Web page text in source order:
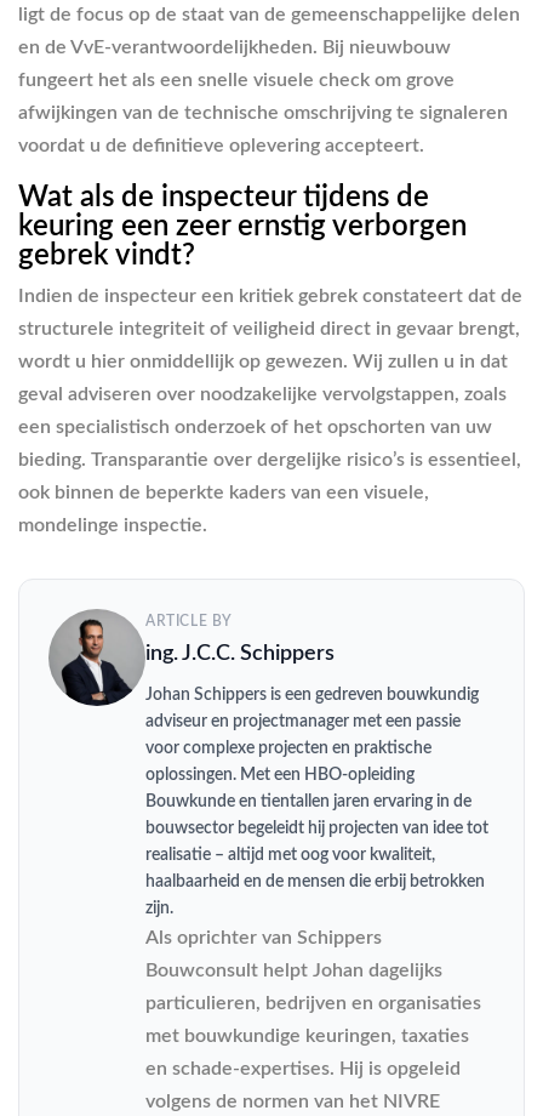
ligt de focus op de staat van de gemeenschappelijke delen
en de VvE-verantwoordelijkheden. Bij nieuwbouw
fungeert het als een snelle visuele check om grove
afwijkingen van de technische omschrijving te signaleren
voordat u de definitieve oplevering accepteert.
Wat als de inspecteur tijdens de
keuring een zeer ernstig verborgen
gebrek vindt?
Indien de inspecteur een kritiek gebrek constateert dat de
structurele integriteit of veiligheid direct in gevaar brengt,
wordt u hier onmiddellijk op gewezen. Wij zullen u in dat
geval adviseren over noodzakelijke vervolgstappen, zoals
een specialistisch onderzoek of het opschorten van uw
bieding. Transparantie over dergelijke risico’s is essentieel,
ook binnen de beperkte kaders van een visuele,
mondelinge inspectie.
ARTICLE BY
ing. J.C.C. Schippers
Johan Schippers is een gedreven bouwkundig
adviseur en projectmanager met een passie
voor complexe projecten en praktische
oplossingen. Met een HBO-opleiding
Bouwkunde en tientallen jaren ervaring in de
bouwsector begeleidt hij projecten van idee tot
realisatie – altijd met oog voor kwaliteit,
haalbaarheid en de mensen die erbij betrokken
zijn.
Als oprichter van Schippers
Bouwconsult helpt Johan dagelijks
particulieren, bedrijven en organisaties
met bouwkundige keuringen, taxaties
en schade-expertises. Hij is opgeleid
volgens de normen van het NIVRE